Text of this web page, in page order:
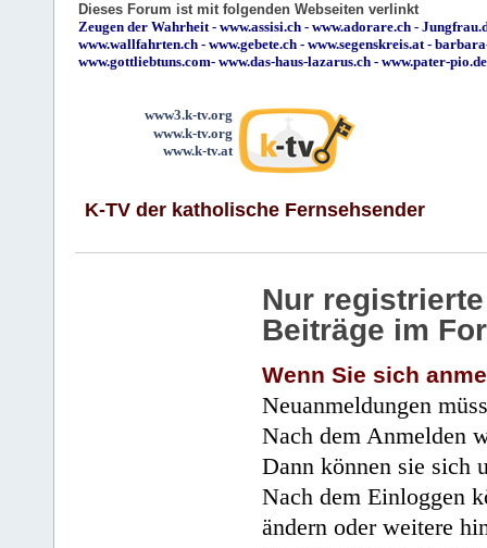
Dieses Forum ist mit folgenden Webseiten verlinkt
Zeugen der Wahrheit- www.assisi.ch - www.adorare.ch -
www.wallfahrten.ch - www.gebete.ch - www.segenskreis.at-
www.gottliebtuns.com- www.das-haus-lazarus.ch - www.pater-pio.de
www3.k-tv.org
www.k-tv.org
www.k-tv.at
K-TV der katholische Fernsehsender
Nur
Beiträge im
Wenn Sie sich
Neuanmeldungen
Nach dem Anmelden
Dann können sie sich
Nach dem Einloggen
ändern oder weitere